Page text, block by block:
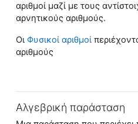
αριθμοίμαζί με τους
αρνητικούς αριθμούς.
Οι Φυσικοί αριθμοί
αριθμούς
Αλγεβρική παράσταση